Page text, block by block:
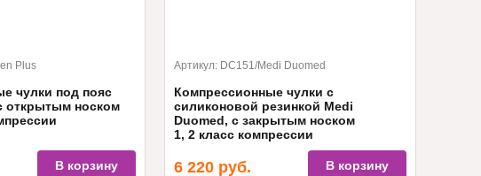
Plus
чулки под пояс
открытым носком
В корзину
Артикул: DC151/Medi Duomed
Компрессионные чулки с
силиконовой резинкой Medi
Duomed, с закрытым носком
1, 2 класс компрессии
6 220 руб. В корзину